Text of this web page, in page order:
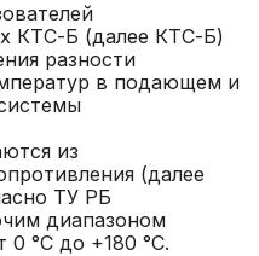
КТС-Б (далее КТС-Б)
разности
в подающем и
из
(далее
ТУ РБ
диапазоном
°C до +180 °C.